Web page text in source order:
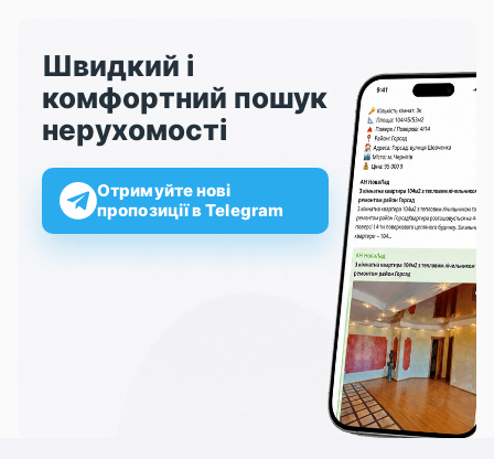
Швидкий і
комфортний пошук
нерухомості
Отримуйте нові
пропозиції в Telegram